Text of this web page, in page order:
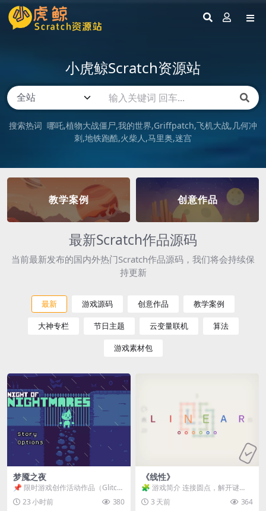
小虎鲸Scratch资源站
搜索热词 哪吒 植物大战僵尸 我的世界 Griffpatch 飞机大战 几何冲
刺 地铁跑酷 火柴人 马里奥 迷宫
教学案例 创意作品
最新Scratch作品源码
当前最新发布的国内外热门Scratch作品源码，我们将会持续保
持更新
最新 游戏源码 创意作品 教学案例
大神专栏 节日主题 云变量联机 算法
游戏素材包
梦魇之夜
📌 限时游戏创作活动作品（Glitch
Game Jam） 📖 故事背景 怪物四...
23 小时前 380
《线性》
🧩 游戏简介 连接圆点，解开谜
题。 ⚠️ 重要提示 所有关卡均可通
关，请确保使用...
3 天前 364